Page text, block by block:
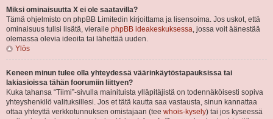
Miksi ominaisuutta X ei ole saatavilla?
Tämä ohjelmisto on phpBB Limitedin kirjoittama ja lisensoima. Jos uskot, että
ominaisuus tulisi lisätä, vieraile phpBB ideakeskuksessa, jossa voit äänestää
olemassa olevia ideoita tai lähettää uuden.
Ylös
Keneen minun tulee olla yhteydessä väärinkäytöstapauksissa tai
lakiasioissa tähän foorumiin liittyen?
Kuka tahansa “Tiimi”-sivulla mainituista ylläpitäjistä on todennäköisesti sopiva
yhteyshenkilö valituksillesi. Jos et tätä kautta saa vastausta, sinun kannattaa
ottaa yhteyttä verkkotunnuksen omistajaan (tee whois-kysely) tai jos kyseessä